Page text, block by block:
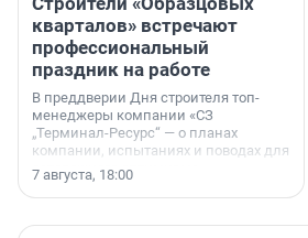
кварталов» встречают
профессиональный
праздник на работе
В преддверии Дня строителя топ-
менеджеры компании «СЗ
„Терминал-Ресурс“ — о планах
компании, испытаниях и поводах для
осторожного оптимизма.
7 августа, 18:00